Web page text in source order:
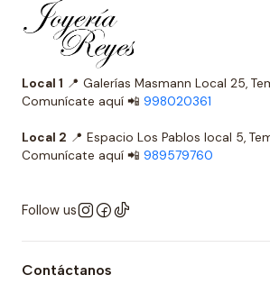
Local 1 📍 Galerías Masmann Local
Comunícate aquí 📲 998020361
Local 2 📍 Espacio Los Pablos local
Comunícate aquí 📲 989579760
Follow us
Contáctanos